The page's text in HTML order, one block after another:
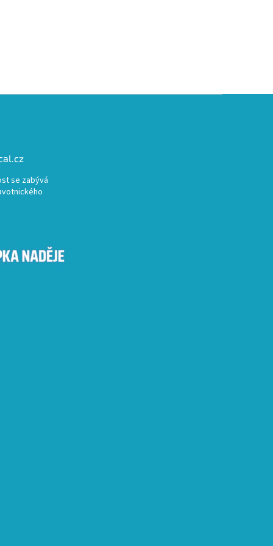
se zabývá